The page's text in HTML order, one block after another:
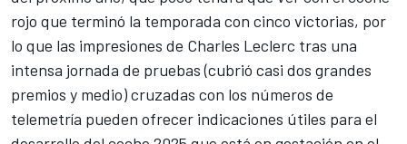
rojo que terminó la temporada con cinco victorias, por
lo que las impresiones de Charles Leclerc tras una
intensa jornada de pruebas (cubrió casi dos grandes
premios y medio) cruzadas con los números de
telemetría pueden ofrecer indicaciones útiles para el